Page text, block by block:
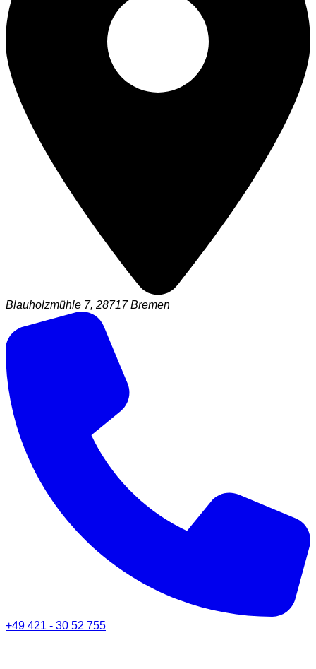
Blauholzmühle 7, 28717 Bremen
+49 421 - 30 52 755